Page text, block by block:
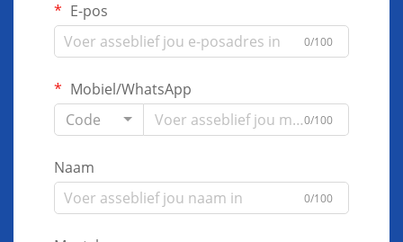
E-pos
0/100
Mobiel/WhatsApp
Code
0/100
Naam
0/100